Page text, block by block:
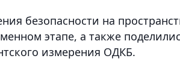
безопасности на
этапе, а также
измерения ОДКБ.